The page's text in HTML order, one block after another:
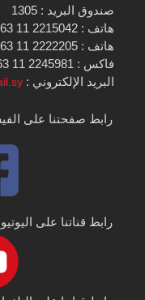
صندوق البريد : 1305
هاتف : 2215042 11 963+
هاتف : 2222205 11 963+
فاكس : 2245981 11 963+
البريد الإلكتروني :
رابط صفحتنا على
رابط قناتنا على